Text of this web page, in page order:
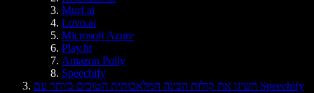
Murf.ai
Lovo.ai
Microsoft Azure
Play.ht
Amazon Polly
Speechify
השיגו את קולות הבינה המלאכותית הטובים ביותר עם Speechify